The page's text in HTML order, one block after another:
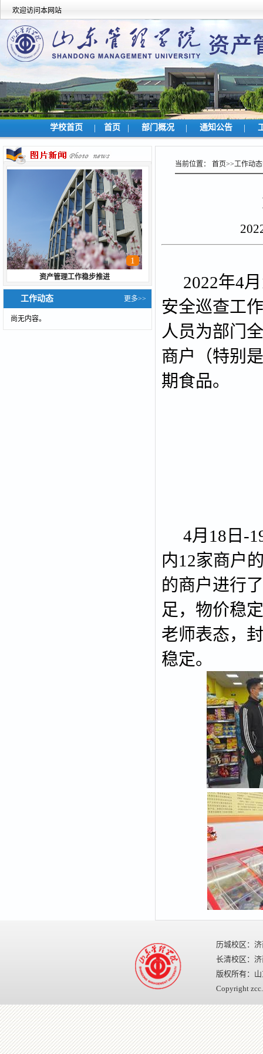
欢迎访问本网站
学校首页 | 首页 | 部门概况 | 通知公告 |
1
资产管理工作稳步推进
工作动态 更多>>
尚无内容。
当前位置： 首页>>工作动态
2022年4月
安全巡查工
人员为部门
商户（特别
期食品。
4月 18 日 -
内12家商户
的商户进行
足，物价稳
老师表态，
稳定。
历城校区：
长清校区：
版权所有：
Copyright